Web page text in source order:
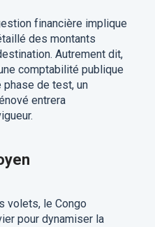
financière implique
des montants
Autrement dit,
comptabilité publique
phase de test, un
entrera
volets, le Congo
pour dynamiser la